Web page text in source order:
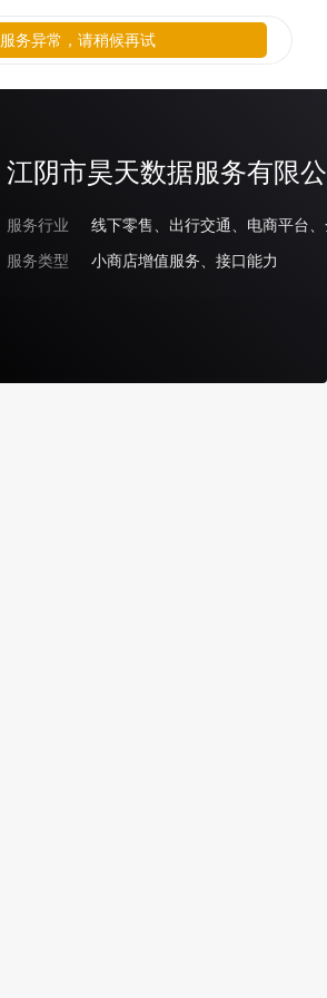
江阴市昊天数据服务有限
服务行业
线下零售、出行交通、电商平台
服务类型
小商店增值服务、接口能力
服务异常，请稍候再试